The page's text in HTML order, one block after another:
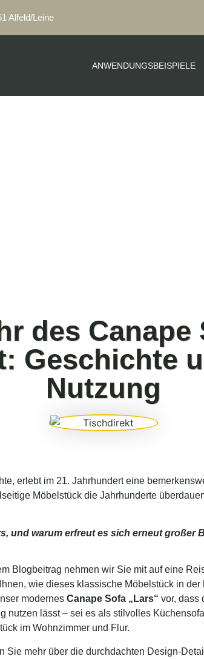
Alfeld/Leine
ANWENDUNGSBEISPIELE
des Canape
Geschichte
Nutzung
erlebt im 21. Jahrhundert eine
Möbelstück die Jahrhunderte
und warum erfreut es sich erneut großer
Blogbeitrag nehmen wir Sie mit auf eine
wie dieses klassische Möbelstück in
modernes Canape Sofa „Lars“ vor, dass
nutzen lässt – sei es als stilvolles
im Wohnzimmer und Flur.
Sie mehr über die durchdachten Design-